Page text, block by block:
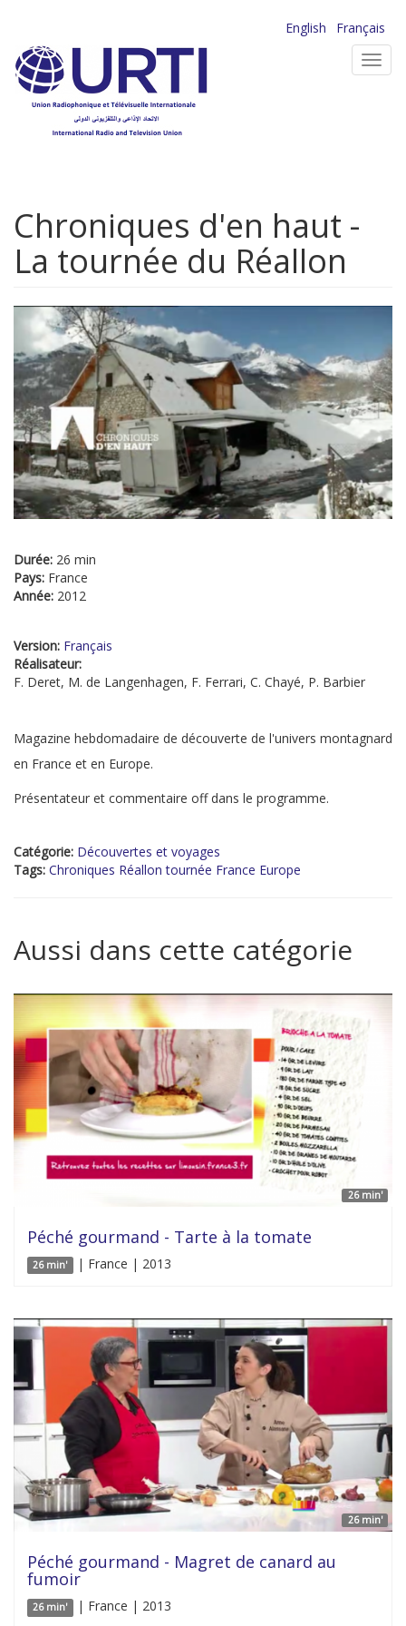
contenu
principal
English
Français
Chroniques d'en haut -
La tournée du Réallon
Durée: 26 min
Pays: France
Année: 2012
Version: Français
Réalisateur:
F. Deret, M. de Langenhagen, F. Ferrari, C. Chayé, P. Barbier
Magazine hebdomadaire de découverte de l'univers montagnard
en France et en Europe.
Présentateur et commentaire off dans le programme.
Catégorie: Découvertes et voyages
Tags: Chroniques Réallon tournée France Europe
Aussi dans cette catégorie
26 min'
Péché gourmand - Tarte à la tomate
26 min' | France | 2013
26 min'
Péché gourmand - Magret de canard au
fumoir
26 min' | France | 2013